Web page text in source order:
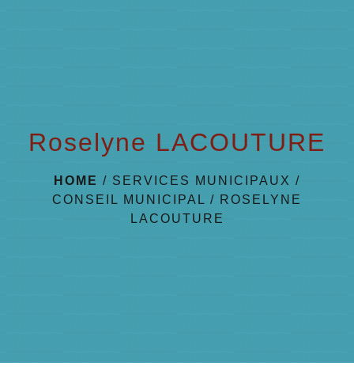
Roselyne LACOUTURE
HOME / SERVICES MUNICIPAUX /
CONSEIL MUNICIPAL / ROSELYNE
LACOUTURE